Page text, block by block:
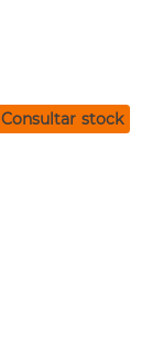
Consultar stock